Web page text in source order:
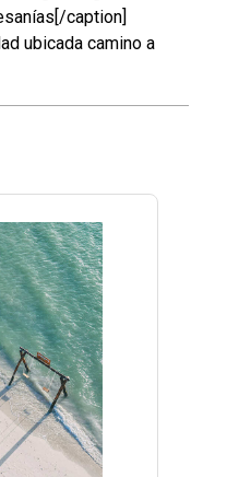
caption]
ubicada camino a